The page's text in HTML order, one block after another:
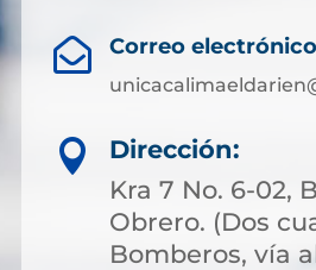
 Correo

Dirección:
Kra 7 No. 6-02,
Obrero. (Dos
Bomberos, vía